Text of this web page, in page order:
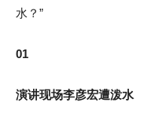
水？”
01
演讲现场李彦宏遭泼水